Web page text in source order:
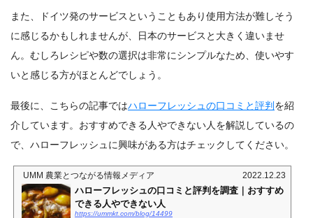
また、ドイツ発のサービスということもあり使用方法が難しそう
に感じるかもしれませんが、日本のサービスと大きく違いませ
ん。むしろレシピや数の選択は非常にシンプルなため、使いやす
いと感じる方がほとんどでしょう。
最後に、こちらの記事ではハローフレッシュの口コミと評判 を紹
介しています。おすすめできる人やできない人を解説しているの
で、ハローフレッシュに興味がある方はチェックしてください。
UMM 農業とつながる情報メディア 2022.12.23
ハローフレッシュの口コミと評判を調査｜おすすめ
できる人やできない人
https://ummkt.com/blog/14499